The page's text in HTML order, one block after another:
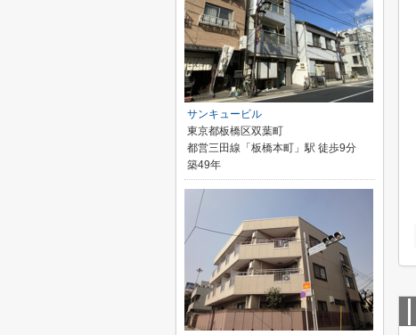
サンキュービル
東京都板橋区双葉町
都営三田線「板橋本町」駅 徒歩9分
築49年